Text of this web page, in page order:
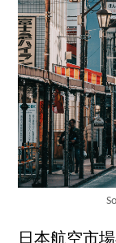
日本航空市